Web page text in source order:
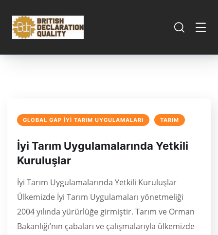
GLOBAL GAP İYI TARIM UYGULAMALARI TARIM
İyi Tarım Uygulamalarında Yetkili
Kuruluşlar
İyi Tarım Uygulamalarında Yetkili Kuruluşlar
Ülkemizde İyi Tarım Uygulamaları yönetmeliği
2004 yılında yürürlüğe girmiştir. Tarım ve Orman
Bakanlığı’nın çabaları ve çalışmalarıyla ülkemizde